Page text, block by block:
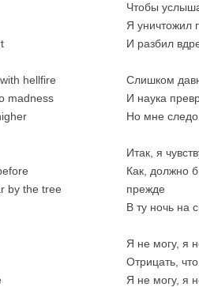
hellfire
madness
by the tree
Чтобы
Я уничтожил
И разбил
Слишком
И наука
Но мне
Итак, я
Как, должно
прежде
В ту ночь на
Я не могу, я
Отрицать,
Я не могу, я